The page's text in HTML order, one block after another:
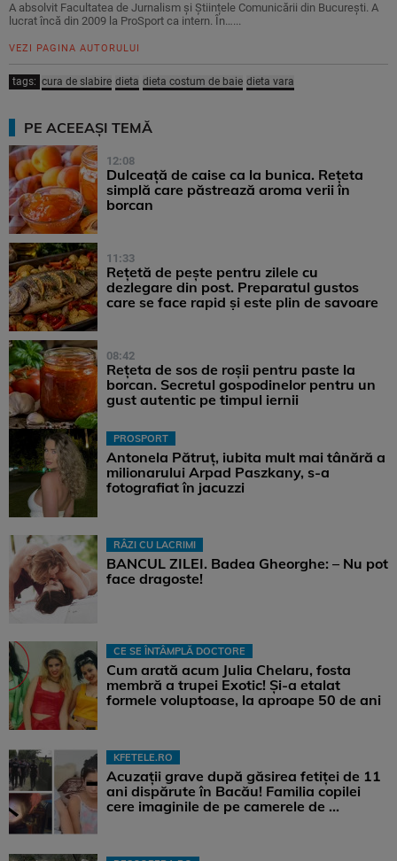
A absolvit Facultatea de Jurnalism și Științele Comunicării din București. A
lucrat încă din 2009 la ProSport ca intern. În…...
VEZI PAGINA AUTORULUI
tags: cura de slabire dieta dieta costum de baie dieta vara
PE ACEEAȘI TEMĂ
12:08
Dulceață de caise ca la bunica. Rețeta
simplă care păstrează aroma verii în
borcan
11:33
Rețetă de pește pentru zilele cu
dezlegare din post. Preparatul gustos
care se face rapid și este plin de savoare
08:42
Rețeta de sos de roșii pentru paste la
borcan. Secretul gospodinelor pentru un
gust autentic pe timpul iernii
PROSPORT
Antonela Pătruț, iubita mult mai tânără a
milionarului Arpad Paszkany, s-a
fotografiat în jacuzzi
RÂZI CU LACRIMI
BANCUL ZILEI. Badea Gheorghe: – Nu pot
face dragoste!
CE SE ÎNTÂMPLĂ DOCTORE
Cum arată acum Julia Chelaru, fosta
membră a trupei Exotic! Și-a etalat
formele voluptoase, la aproape 50 de ani
KFETELE.RO
Acuzații grave după găsirea fetiței de 11
ani dispărute în Bacău! Familia copilei
cere imaginile de pe camerele de ...